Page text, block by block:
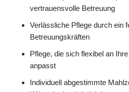
vertrauensvolle Betreuung
Verlässliche Pflege durch ein
Betreuungskräften
Pflege, die sich flexibel an
anpasst
Individuell abgestimmte